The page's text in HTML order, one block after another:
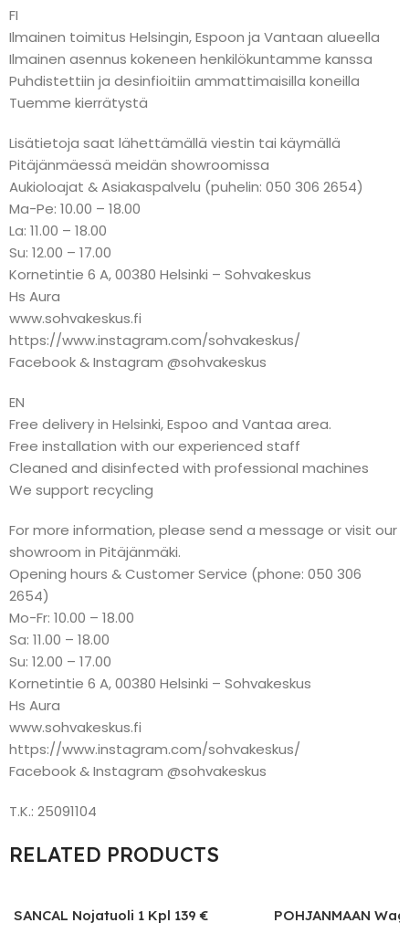
FI
Ilmainen toimitus Helsingin, Espoon ja Vantaan alueella
Ilmainen asennus kokeneen henkilökuntamme kanssa
Puhdistettiin ja desinfioitiin ammattimaisilla koneilla
Tuemme kierrätystä
Lisätietoja saat lähettämällä viestin tai käymällä
Pitäjänmäessä meidän showroomissa
Aukioloajat & Asiakaspalvelu (puhelin: 050 306 2654)
Ma-Pe: 10.00 – 18.00
La: 11.00 – 18.00
Su: 12.00 – 17.00
Kornetintie 6 A, 00380 Helsinki – Sohvakeskus
Hs Aura
www.sohvakeskus.fi
https://www.instagram.com/sohvakeskus/
Facebook & Instagram @sohvakeskus
EN
Free delivery in Helsinki, Espoo and Vantaa area.
Free installation with our experienced staff
Cleaned and disinfected with professional machines
We support recycling
For more information, please send a message or visit our
showroom in Pitäjänmäki.
Opening hours & Customer Service (phone: 050 306
2654)
Mo-Fr: 10.00 – 18.00
Sa: 11.00 – 18.00
Su: 12.00 – 17.00
Kornetintie 6 A, 00380 Helsinki – Sohvakeskus
Hs Aura
www.sohvakeskus.fi
https://www.instagram.com/sohvakeskus/
Facebook & Instagram @sohvakeskus
T.K.: 25091104
RELATED PRODUCTS
SANCAL Nojatuoli 1 Kpl 139 €
POHJANMAAN